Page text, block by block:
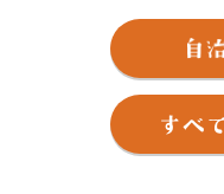
り、都市基盤の整備が進
「住みよい」まちとして
【くだまつ 地名の由来】
推古天皇の頃、松の木に
が降（くだ）った松～降